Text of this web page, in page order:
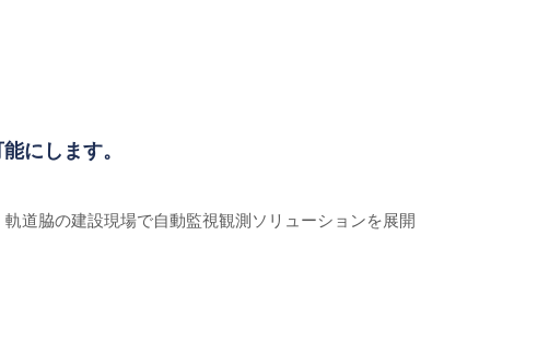
にします。
道脇の建設現場で自動監視観測ソリューションを展開